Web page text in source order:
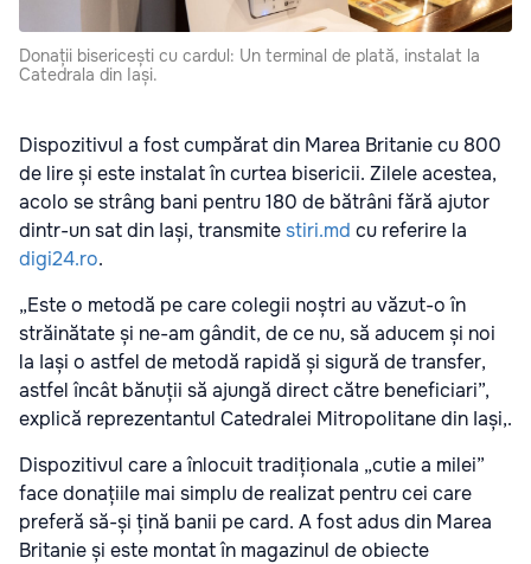
Donații bisericești cu cardul: Un terminal de plată, instalat la
Catedrala din Iași.
Dispozitivul a fost cumpărat din Marea Britanie cu 800
de lire și este instalat în curtea bisericii. Zilele acestea,
acolo se strâng bani pentru 180 de bătrâni fără ajutor
dintr-un sat din Iași, transmitestiri.md cu referire la
digi24.ro.
„Este o metodă pe care colegii noștri au văzut-o în
străinătate și ne-am gândit, de ce nu, să aducem și noi
la Iași o astfel de metodă rapidă și sigură de transfer,
astfel încât bănuții să ajungă direct către beneficiari”,
explică reprezentantul Catedralei Mitropolitane din Iași,.
Dispozitivul care a înlocuit tradiționala „cutie a milei”
face donațiile mai simplu de realizat pentru cei care
preferă să-și țină banii pe card. A fost adus din Marea
Britanie și este montat în magazinul de obiecte